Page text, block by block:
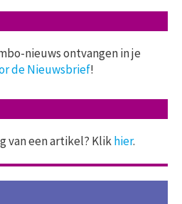
nieuws ontvangen in je
de Nieuwsbrief!
van een artikel? Klikhier.